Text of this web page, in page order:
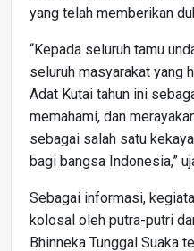
yang telah memberikan
“Kepada seluruh tamu
seluruh masyarakat yang
Adat Kutai tahun ini
memahami, dan
sebagai salah satu
bagi bangsa Indonesia,”
Sebagai informasi,
kolosal oleh putra-putri
Bhinneka Tunggal Suaka